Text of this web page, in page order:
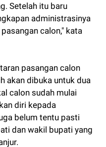
Setelah itu baru
administrasinya
calon," kata
pasangan calon
akan dibuka untuk dua
calon sudah mulai
diri kepada
belum tentu pasti
dan wakil bupati yang